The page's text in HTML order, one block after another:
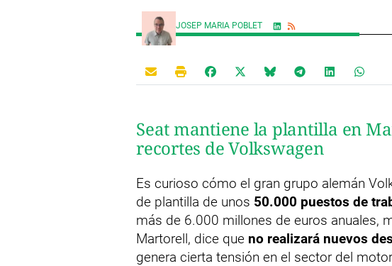
JOSEP MARIA POBLET
Seat mantiene la plantilla en
recortes de Volkswagen
Es curioso cómo el gran grupo alemán
de plantilla de unos 50.000 puestos de
más de 6.000 millones de euros anuales,
Martorell, dice que no realizará nuevos
genera cierta tensión en el sector del